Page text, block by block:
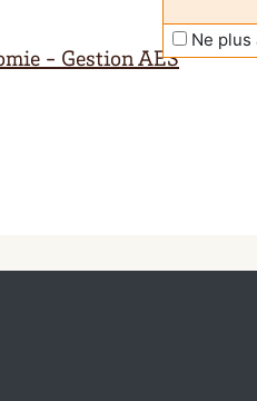
Ne
- Gestion AES